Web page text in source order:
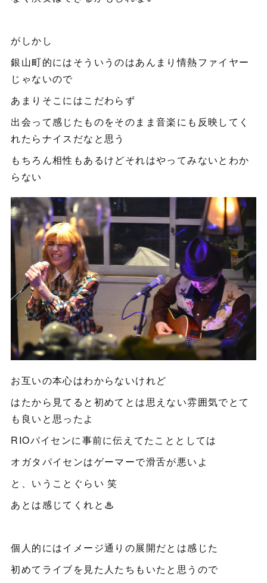
がしかし
銀山町的にはそういうのはあんまり情熱ファイヤー
じゃないので
あまりそこにはこだわらず
出会って感じたものをそのまま音楽にも反映してく
れたらナイスだなと思う
もちろん相性もあるけどそれはやってみないとわか
らない
お互いの本心はわからないけれど
はたから見てると初めてとは思えない雰囲気でとて
も良いと思ったよ
RIOパイセンに事前に伝えてたこととしては
オガタパイセンはゲーマーで滑舌が悪いよ
と、いうことぐらい 笑
あとは感じてくれと♨︎
個人的にはイメージ通りの展開だとは感じた
初めてライブを見た人たちもいたと思うので